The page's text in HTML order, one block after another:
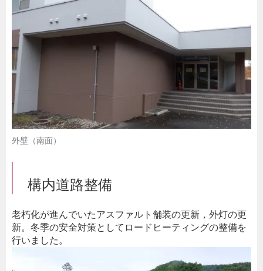
外壁（南面）
構内道路整備
老朽化が進んでいたアスファルト舗装の更新，外灯の更
新。冬季の安全対策としてロードヒーティングの整備を
行いました。